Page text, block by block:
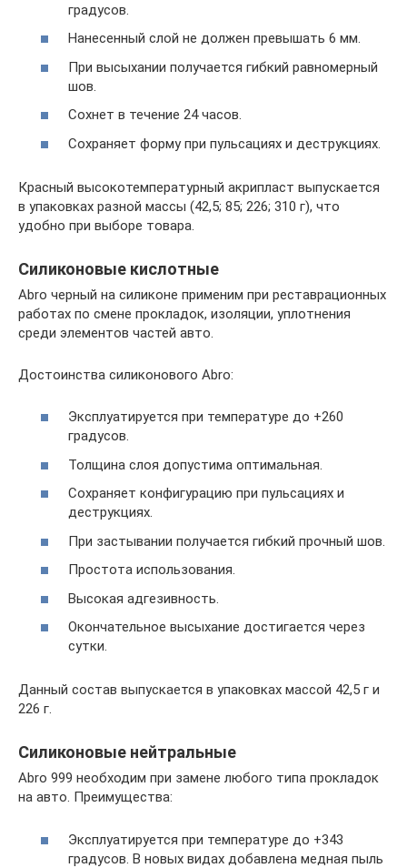
градусов.
Нанесенный слой не должен превышать 6 мм.
При высыхании получается гибкий равномерный
шов.
Сохнет в течение 24 часов.
Сохраняет форму при пульсациях и деструкциях.
Красный высокотемпературный акрипласт выпускается
в упаковках разной массы (42,5; 85; 226; 310 г), что
удобно при выборе товара.
Силиконовые кислотные
Abro черный на силиконе применим при реставрационных
работах по смене прокладок, изоляции, уплотнения
среди элементов частей авто.
Достоинства силиконового Abro:
Эксплуатируется при температуре до +260
градусов.
Толщина слоя допустима оптимальная.
Сохраняет конфигурацию при пульсациях и
деструкциях.
При застывании получается гибкий прочный шов.
Простота использования.
Высокая адгезивность.
Окончательное высыхание достигается через
сутки.
Данный состав выпускается в упаковках массой 42,5 г и
226 г.
Силиконовые нейтральные
Abro 999 необходим при замене любого типа прокладок
на авто. Преимущества:
Эксплуатируется при температуре до +343
градусов. В новых видах добавлена медная пыль